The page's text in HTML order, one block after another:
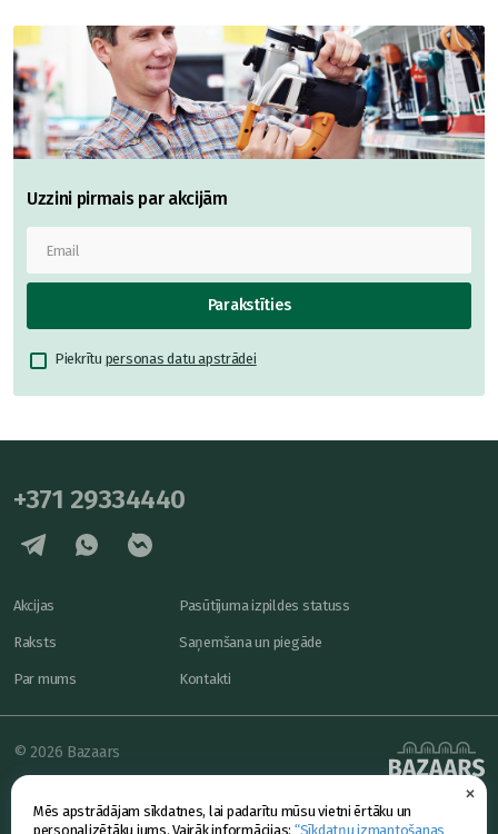
×
Mēs apstrādājam sīkdatnes, lai padarītu mūsu vietni ērtāku un
personalizētāku jums. Vairāk informācijas: “Sīkdatņu izmantošanas
Uzzini pirmais par akcijām
Parakstīties
Piekrītu personas datu apstrādei
+371 29334440
Akcijas
Raksts
Par mums
Pasūtījuma izpildes statuss
Saņemšana un piegāde
Kontakti
powered by
© 2026 Bazaars
Konfidencialitāte
Piedāvājums